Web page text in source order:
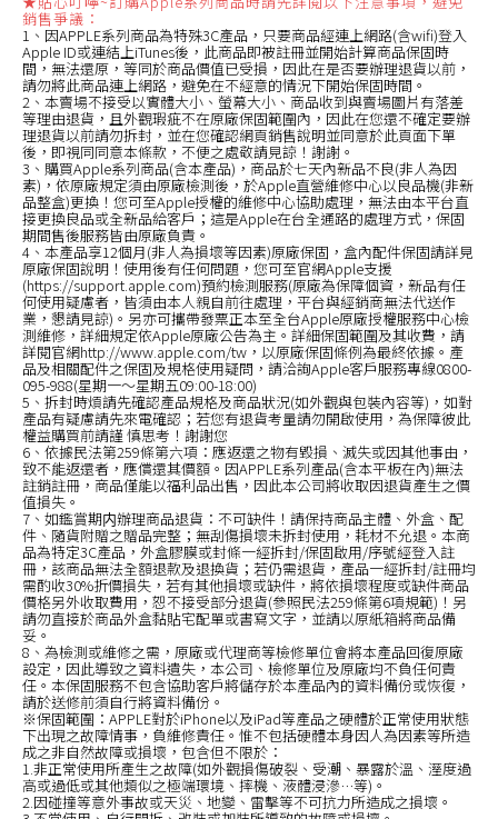
銷售爭議：
1、因APPLE系列商品為特殊3C產品，只要商品經連上網路(含wifi)登入
Apple ID或連結上iTunes後，此商品即被註冊並開始計算商品保固時
間，無法還原，等同於商品價值已受損，因此在是否要辦理退貨以前，
請勿將此商品連上網路，避免在不經意的情況下開始保固時間。
2、本賣場不接受以實體大小、螢幕大小、商品收到與賣場圖片有落差
等理由退貨，且外觀瑕疵不在原廠保固範圍內，因此在您還不確定要辦
理退貨以前請勿拆封，並在您確認網頁銷售說明並同意於此頁面下單
後，即視同同意本條款，不便之處敬請見諒！謝謝。
3、購買Apple系列商品(含本產品)，商品於七天內新品不良(非人為因
素)，依原廠規定須由原廠檢測後，於Apple直營維修中心以良品機(非新
品整盒)更換！您可至Apple授權的維修中心協助處理，無法由本平台直
接更換良品或全新品給客戶；這是Apple在台全通路的處理方式，保固
期間售後服務皆由原廠負責。
4、本產品享12個月(非人為損壞等因素)原廠保固，盒內配件保固請詳見
原廠保固說明！使用後有任何問題，您可至官網Apple支援
(https://support.apple.com)預約檢測服務(原廠為保障個資，新品有任
何使用疑慮者，皆須由本人親自前往處理，平台與經銷商無法代送作
業，懇請見諒)。另亦可攜帶發票正本至全台Apple原廠授權服務中心檢
測維修，詳細規定依Apple原廠公告為主。詳細保固範圍及其收費，請
詳閱官網http://www.apple.com/tw，以原廠保固條例為最終依據。產
品及相關配件之保固及規格使用疑問，請洽詢Apple客戶服務專線0800-
095-988(星期一〜星期五09:00-18:00)
5、拆封時煩請先確認產品規格及商品狀況(如外觀與包裝內容等)，如對
產品有疑慮請先來電確認；若您有退貨考量請勿開啟使用，為保障彼此
權益購買前請謹 慎思考！謝謝您
6、依據民法第259條第六項：應返還之物有毀損、滅失或因其他事由，
致不能返還者，應償還其價額。因APPLE系列產品(含本平板在內)無法
註銷註冊，商品僅能以福利品出售，因此本公司將收取因退貨產生之價
值損失。
7、如鑑賞期内辦理商品退貨：不可缺件！請保持商品主體、外盒、配
件、隨貨附贈之贈品完整；無刮傷損壞未拆封使用，耗材不允退。本商
品為特定3C產品，外盒膠膜或封條一經拆封/保固啟用/序號經登入註
冊，該商品無法全額退款及退換貨；若仍需退貨，產品一經拆封/註冊均
需酌收30%折價損失，若有其他損壞或缺件，將依損壞程度或缺件商品
價格另外收取費用，恕不接受部分退貨(參照民法259條第6項規範)！另
請勿直接於商品外盒黏貼宅配單或書寫文字，並請以原紙箱將商品備
妥。
8、為檢測或維修之需，原廠或代理商等檢修單位會將本產品回復原廠
設定，因此導致之資料遺失，本公司、檢修單位及原廠均不負任何責
任。本保固服務不包含協助客戶將儲存於本產品內的資料備份或恢復，
請於送修前須自行將資料備份。
※保固範圍：APPLE對於iPhone以及iPad等產品之硬體於正常使用狀態
下出現之故障情事，負維修責任。惟不包括硬體本身因人為因素等所造
成之非自然故障或損壞，包含但不限於：
1.非正常使用所產生之故障(如外觀損傷破裂、受潮、暴露於溫、溼度過
高或過低或其他類似之極端環境、摔機、液體浸滲…等)。
2.因碰撞等意外事故或天災、地變、雷擊等不可抗力所造成之損壞。